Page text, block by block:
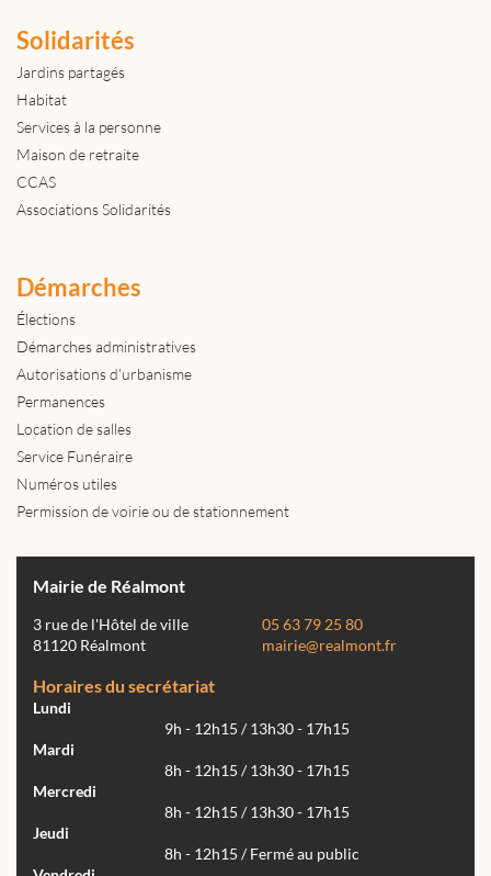
Solidarités
Jardins partagés
Habitat
Services à la personne
Maison de retraite
CCAS
Associations Solidarités
Démarches
Élections
Démarches administratives
Autorisations d'urbanisme
Permanences
Location de salles
Service Funéraire
Numéros utiles
Permission de voirie ou de stationnement
Mairie de Réalmont
3 rue de l'Hôtel de ville
81120 Réalmont
05 63 79 25 80
mairie@realmont.fr
Horaires du secrétariat
Lundi
9h - 12h15 / 13h30 - 17h15
Mardi
8h - 12h15 / 13h30 - 17h15
Mercredi
8h - 12h15 / 13h30 - 17h15
Jeudi
8h - 12h15 / Fermé au public